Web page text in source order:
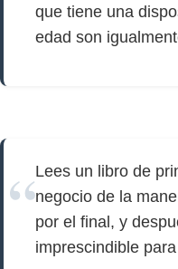
que tiene una
edad son
Lees un libro de
negocio de la
por el final, y
imprescindible